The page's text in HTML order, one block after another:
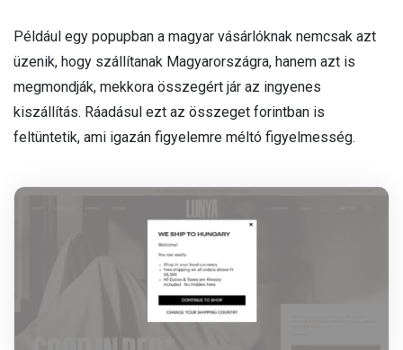
Például egy popupban a magyar vásárlóknak nemcsak azt
üzenik, hogy szállítanak Magyarországra, hanem azt is
megmondják, mekkora összegért jár az ingyenes
kiszállítás. Ráadásul ezt az összeget forintban is
feltüntetik, ami igazán figyelemre méltó figyelmesség.